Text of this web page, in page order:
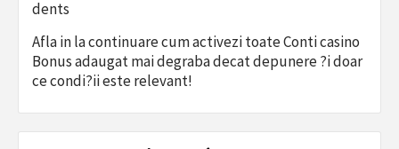
dents
Afla in la continuare cum activezi toate Conti casino
Bonus adaugat mai degraba decat depunere ?i doar
ce condi?ii este relevant!